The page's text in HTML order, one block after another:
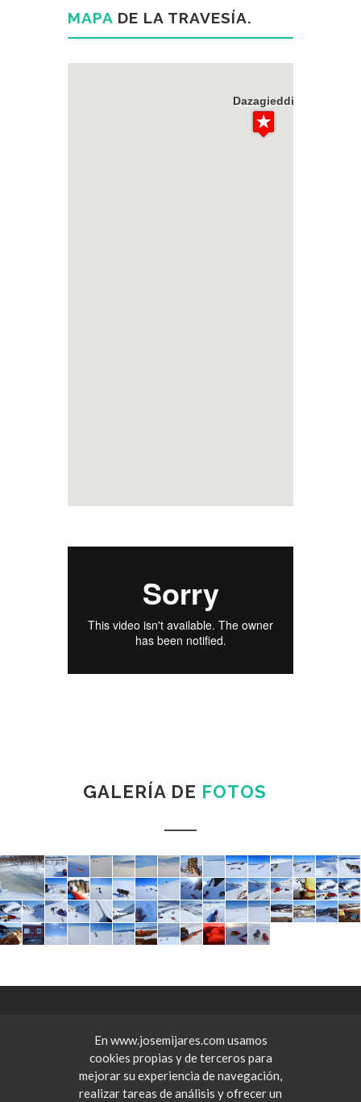
MAPA DE LA TRAVESÍA.
Dazagieddi
Dazagieddi
GALERÍA DE FOTOS
En www.josemijares.com usamos
cookies propias y de terceros para
mejorar su experiencia de navegación,
realizar tareas de análisis y ofrecer un